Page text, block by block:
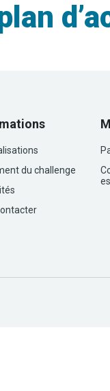
du challenge